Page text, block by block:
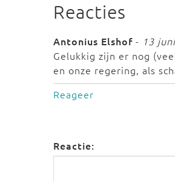
Reacties
Antonius Elshof - 13
Gelukkig zijn er nog
en onze regering, als
Reageer
Reactie: